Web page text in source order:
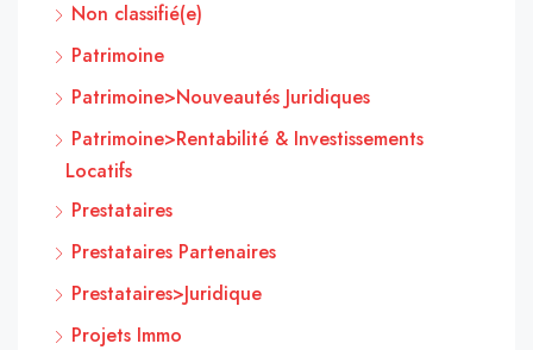
Non classifié(e)
Patrimoine
Patrimoine>Nouveautés Juridiques
Patrimoine>Rentabilité & Investissements
Locatifs
Prestataires
Prestataires Partenaires
Prestataires>Juridique
Projets Immo